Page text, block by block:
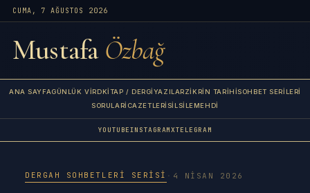
CUMA, 7 AĞUSTOS 2026
Mustafa Özbağ
ANA SAYFAGÜNLÜK VIRDKITAP / DERGIYAZILARZIKRIN TARIHISOHBET SERILERI
SORULARİCAZETLERISILSILEMEHDI
YOUTUBEINSTAGRAMXTELEGRAM
DERGAH SOHBETLERI SERISI · 4 NISAN 2026